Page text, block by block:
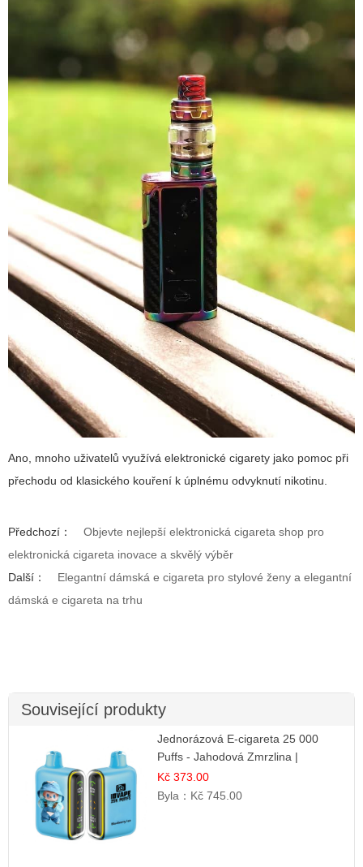
Ano, mnoho uživatelů využívá elektronické cigarety jako pomoc při
přechodu od klasického kouření k úplnému odvyknutí nikotinu.
Předchozí：
Objevte nejlepší elektronická cigareta shop pro
elektronická cigareta inovace a skvělý výběr
Další：
Elegantní dámská e cigareta pro stylové ženy a elegantní
dámská e cigareta na trhu
Související produkty
Jednorázová E-cigareta 25 000
Puffs - Jahodová Zmrzlina |
Krémová sladká příchuť
Kč 373.00
Byla： Kč 745.00